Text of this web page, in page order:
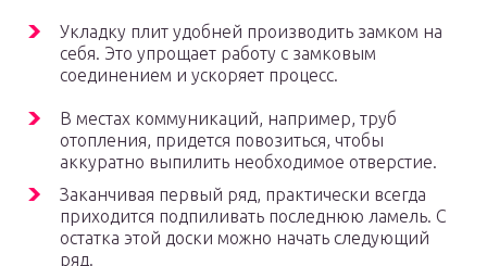
Укладку плит удобней производить замком на
себя. Это упрощает работу с замковым
соединением и ускоряет процесс.
В местах коммуникаций, например, труб
отопления, придется повозиться, чтобы
аккуратно выпилить необходимое отверстие.
Заканчивая первый ряд, практически всегда
приходится подпиливать последнюю ламель. С
остатка этой доски можно начать следующий
ряд.